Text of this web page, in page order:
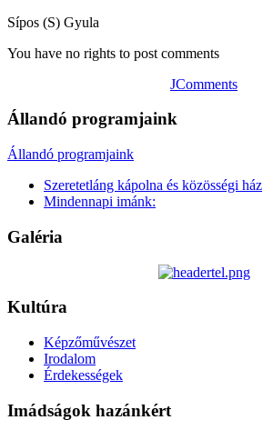
Sípos (S) Gyula
You have no rights to post comments
JComments
Állandó programjaink
Állandó programjaink
Szeretetláng kápolna és közösségi ház
Mindennapi imánk:
Galéria
Kultúra
Képzőművészet
Irodalom
Érdekességek
Imádságok hazánkért